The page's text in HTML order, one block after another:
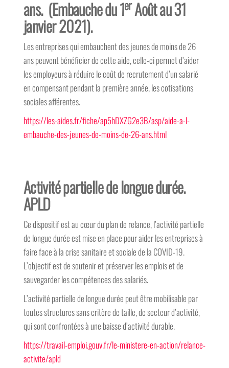
ans.(Embauche du 1erAoût au 31
janvier 2021).
Les entreprises qui embauchent des jeunes de moins de 26
ans peuvent bénéficier de cette aide, celle-ci permet d’aider
les employeurs à réduire le coût de recrutement d’un salarié
en compensant pendant la première année, les cotisations
sociales afférentes.
https://les-aides.fr/fiche/ap5hDXZG2e3B/asp/aide-a-l-
embauche-des-jeunes-de-moins-de-26-ans.html
Activité partielle de longue durée.
APLD
Ce dispositif est au cœur du plan de relance, l’activité partielle
de longue durée est mise en place pour aider les entreprises à
faire face à la crise sanitaire et sociale de la COVID-19.
L’objectif est de soutenir et préserver les emplois et de
sauvegarder les compétences des salariés.
L’activité partielle de longue durée peut être mobilisable par
toutes structures sans critère de taille, de secteur d’activité,
qui sont confrontées à une baisse d’activité durable.
https://travail-emploi.gouv.fr/le-ministere-en-action/relance-
activite/apld